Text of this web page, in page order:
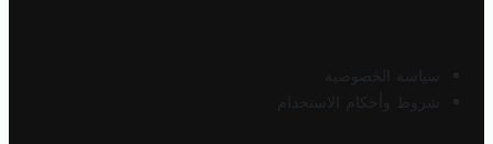
سياسة الخصوصية
شروط وأحكام الاستخدام